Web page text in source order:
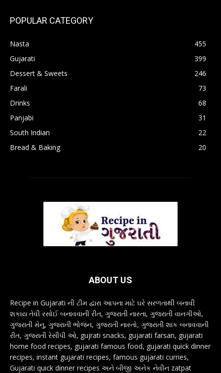
POPULAR CATEGORY
Nasta
455
Gujarati
399
Dessert & Sweets
246
Farali
73
Drinks
68
Panjabi
31
South Indian
22
Bread & Baking
20
ABOUT US
Recipe in Gujarati ની ટીમ દ્વારા આપના માટે ઘરે સરળતાથી બનાવી
શકાય તેવી રસોઈ બનાવવાની રીત, ગુજરાતી નાસ્તા, ગુજરાતી વાનગીઓ,
ગુજરાતી મેનુ, ગુજરાતી ભોજન, ગુજરાતી નાસ્તો, ગુજરાતી શાક બનાવવાની
રીત, ગુજરાતી રેસીપી ઓ, gujrati snacks, gujarati farsan, gujarati
home food recipes, gujarati famous food, gujarati quick dinner
recipes, instant gujarati recipes, famous gujarati curries,
Gujarati quick dinner recipes અને બીજી અનેક નેવીન zatpat